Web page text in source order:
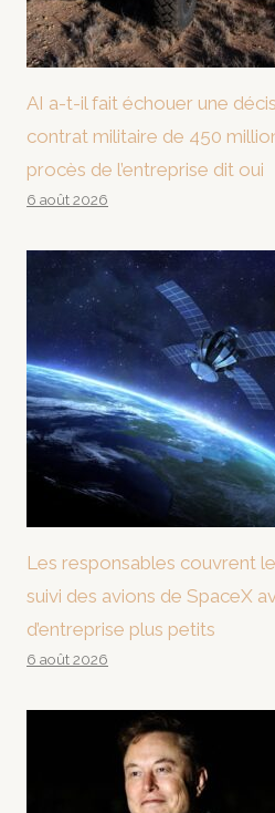
AI a-t-il fait échouer une
contrat militaire de 450
procès de l’entreprise dit oui
6 août 2026
Les responsables couvrent
suivi des avions de SpaceX
d’entreprise plus petits
6 août 2026